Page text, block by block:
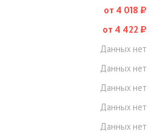
от 4 018 ₽
от 4 422 ₽
Данных нет
Данных нет
Данных нет
Данных нет
Данных нет